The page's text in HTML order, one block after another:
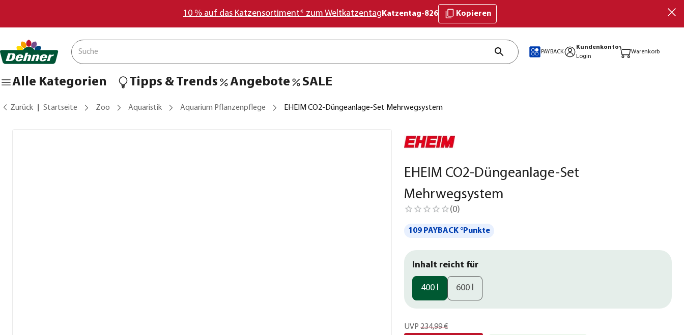
10 % auf das Katzensortiment* zum Weltkatzentag Katzentag-826 Kopieren
PAYBACK
Kundenkonto
Login
Warenkorb
Alle Kategorien Tipps & Trends Angebote SALE
Zurück Startseite Zoo Aquaristik Aquarium Pflanzenpflege EHEIM CO2-Düngeanlage-Set Mehrwegsystem
EHEIM CO2-Düngeanlage-Set
Mehrwegsystem
(0)
109 PAYBACK °Punkte
Inhalt reicht für
400 l 600 l
UVP 234,99 €